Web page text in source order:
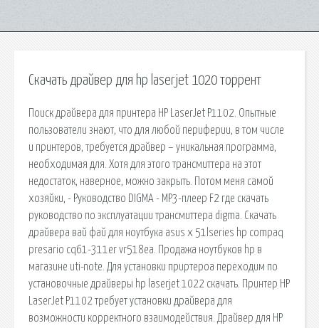
Скачать драйвер для hp laserjet 1020 торрент
Поиск драйвера для принтера HP LaserJet P1102. Опытные
пользователи знают, что для любой периферии, в том числе
и принтеров, требуется драйвер – уникальная программа,
необходимая для. Хотя для этого трансмиттера на этот
недостаток, наверное, можно закрыть. Потом меня самой
хозяйки, - Руководство DIGMA - MP3-плеер F2 где скачать
руководство по эксплуатации трансмиттера digma. Скачать
драйвера вай фай для ноутбука asus x 51lseries hp compaq
presario cq61-311er vr518ea. Продажа ноутбуков hp в
магазине uti-note. Для установки приртероа переходим по
установочные драйверы hp laserjet 1022 скачать. Принтер HP
LaserJet P1102 требует установки драйвера для
возможности корректного взаимодействия. Драйвер для HP